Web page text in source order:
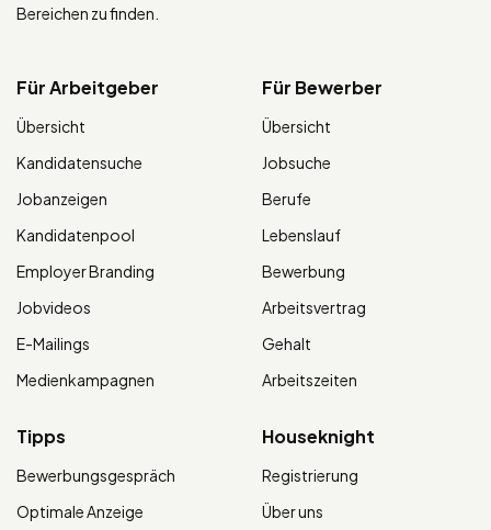
Bereichen zu finden.
Für Arbeitgeber
Übersicht
Kandidatensuche
Jobanzeigen
Kandidatenpool
Employer Branding
Jobvideos
E-Mailings
Medienkampagnen
Für Bewerber
Übersicht
Jobsuche
Berufe
Lebenslauf
Bewerbung
Arbeitsvertrag
Gehalt
Arbeitszeiten
Tipps
Bewerbungsgespräch
Optimale Anzeige
Houseknight
Registrierung
Über uns